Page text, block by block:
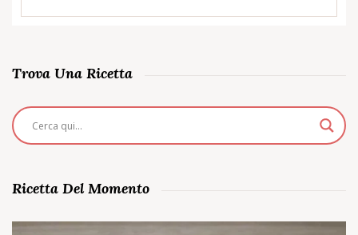
Trova Una Ricetta
Ricetta Del Momento